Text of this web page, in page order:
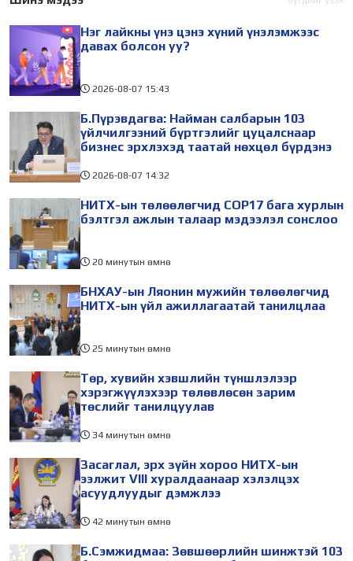
холбогдуулан Нийслэлийн
айлчлалынхаа хүрээнд
Нэг лайкны үнэ цэнэ хүний үнэлэмжээс
давах болсон уу?
2026-08-07 15:43
Б.Пүрэвдагва: Найман салбарын 103
үйлчилгээний бүртгэлийг цуцалснаар
бизнес эрхлэхэд таатай нөхцөл бүрдэнэ
2026-08-07 14:32
НИТХ-ын төлөөлөгчид COP17 бага хурлын
бэлтгэл ажлын талаар мэдээлэл сонслоо
20 минутын өмнө
БНХАУ-ын Ляонин мужийн төлөөлөгчид
НИТХ-ын үйл ажиллагаатай танилцлаа
25 минутын өмнө
Төр, хувийн хэвшлийн түншлэлээр
хэрэгжүүлэхээр төлөвлөсөн зарим
төслийг танилцуулав
34 минутын өмнө
Засаглал, эрх зүйн хороо НИТХ-ын
ээлжит VIII хуралдаанаар хэлэлцэх
асуудлуудыг дэмжлээ
42 минутын өмнө
Б.Сэмжидмаа: Зөвшөөрлийн шинжтэй 103